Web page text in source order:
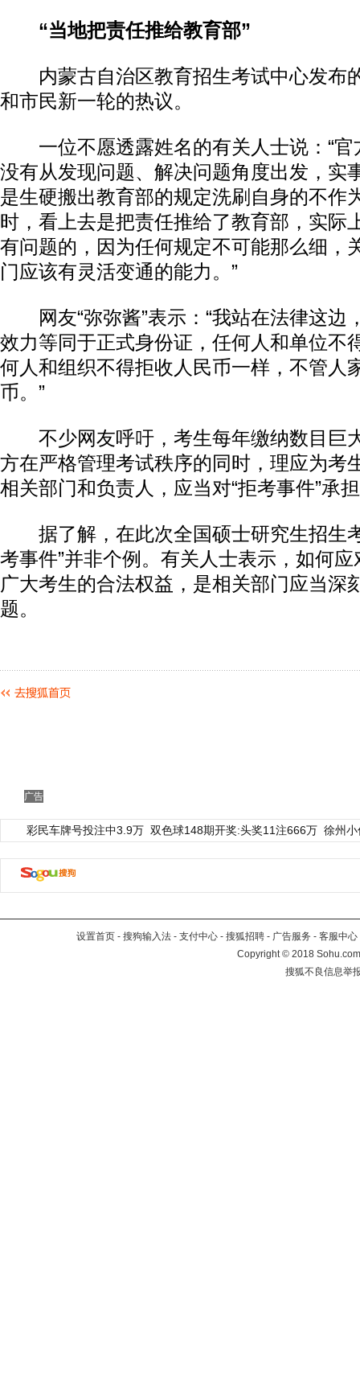
“当地把责任推给教育部”
内蒙古自治区教育招生考试中心发布的
和市民新一轮的热议。
一位不愿透露姓名的有关人士说：“官
没有从发现问题、解决问题角度出发，实
是生硬搬出教育部的规定洗刷自身的不作
时，看上去是把责任推给了教育部，实际
有问题的，因为任何规定不可能那么细，
门应该有灵活变通的能力。”
网友“弥弥酱”表示：“我站在法律这边
效力等同于正式身份证，任何人和单位不
何人和组织不得拒收人民币一样，不管人
币。”
不少网友呼吁，考生每年缴纳数目巨
方在严格管理考试秩序的同时，理应为考
相关部门和负责人，应当对“拒考事件”承
据了解，在此次全国硕士研究生招生
考事件”并非个例。有关人士表示，如何
广大考生的合法权益，是相关部门应当深
题。
广告
彩民车牌号投注中3.9万 双色球148期开奖:头奖11注666万 徐州
设置首页 - 搜狗输入法 - 支付中心 - 搜狐招聘 - 广告服务 - 客服中心
Copyright©2018
搜狐不良信息举